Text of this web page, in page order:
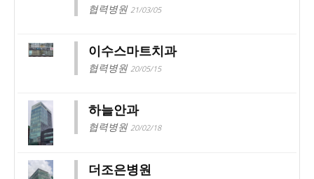
협력병원 21/03/05
이수스마트치과
협력병원 20/05/15
하늘안과
협력병원 20/02/18
더조은병원